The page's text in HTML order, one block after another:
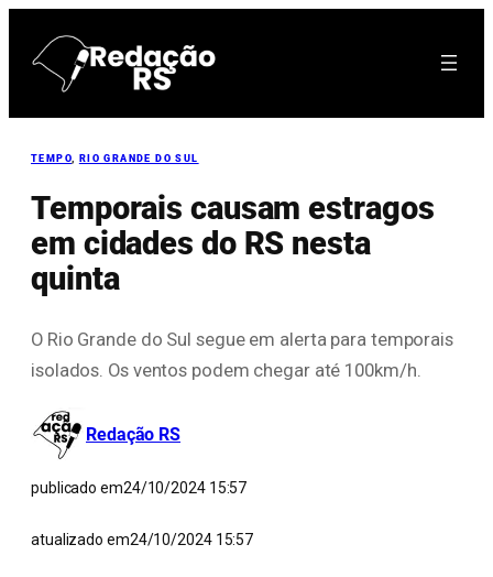
para
TEMPO, RIO GRANDE DO SUL
Temporais causam estragos
em cidades do RS nesta
quinta
O Rio Grande do Sul segue em alerta para temporais
isolados. Os ventos podem chegar até 100km/h.
Redação RS
publicado em24/10/2024 15:57
atualizado em24/10/2024 15:57